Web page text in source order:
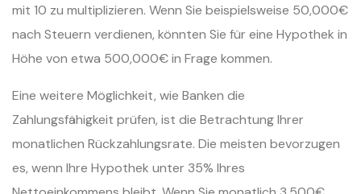
mit 10 zu multiplizieren. Wenn Sie beispielsweise 50,000€
nach Steuern verdienen, könnten Sie für eine Hypothek in
Höhe von etwa 500,000€ in Frage kommen.
Eine weitere Möglichkeit, wie Banken die
Zahlungsfähigkeit prüfen, ist die Betrachtung Ihrer
monatlichen Rückzahlungsrate. Die meisten bevorzugen
es, wenn Ihre Hypothek unter 35% Ihres